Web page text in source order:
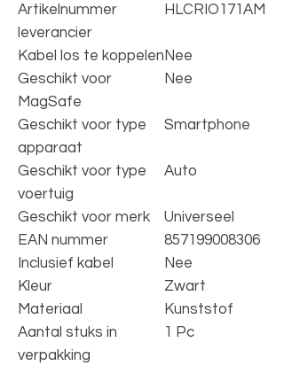
Artikelnummer
leverancier
HLCRIO171AM
Kabel los te koppelen Nee
Geschikt voor
MagSafe
Nee
Geschikt voor type
apparaat
Smartphone
Geschikt voor type
voertuig
Auto
Geschikt voor merk
Universeel
EAN nummer
857199008306
Inclusief kabel
Nee
Kleur
Zwart
Materiaal
Kunststof
Aantal stuks in
verpakking
1 Pc